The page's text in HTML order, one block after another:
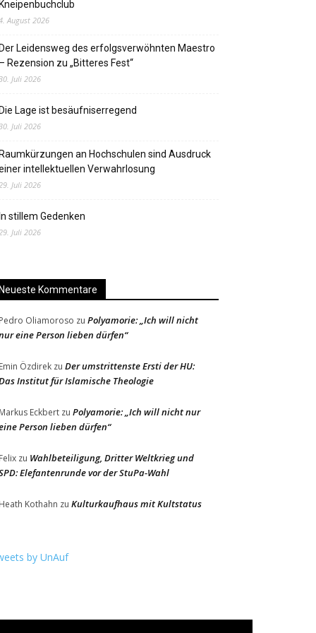
Kneipenbuchclub
August 2026
Der Leidensweg des erfolgsverwöhnten Maestro
– Rezension zu „Bitteres Fest“
Juli 2026
Die Lage ist besäufniserregend
Juli 2026
Raumkürzungen an Hochschulen sind Ausdruck
intellektuellen Verwahrlosung
Juli 2026
In stillem Gedenken
Juli 2026
Neueste Kommentare
Pedro Oliamoroso zu Polyamorie: „Ich will nicht
eine Person lieben dürfen“
Emin Özdirek zu Der umstrittenste Ersti der HU:
Institut für Islamische Theologie
Markus Eckbert zu Polyamorie: „Ich will nicht nur
Person lieben dürfen“
Felix zu Wahlbeteiligung, Dritter Weltkrieg und
Elefantenrunde vor der StuPa-Wahl
Heath Kothahn zu Kulturkaufhaus mit Kultstatus
by UnAuf